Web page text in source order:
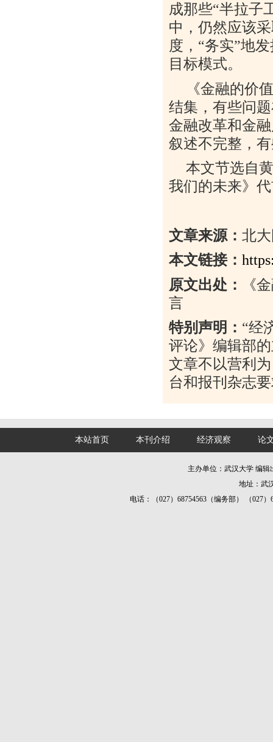
成那些“半拉子
中，仍然应该
度， “务实”地
目标模式。
《金融的价
结集，有些问
金融改革和金
叙述不完整，
本文节选自
我们的未来》
文章来源： 北
本文链接：
原文出处：
《
言
特别声明： “经
评论》编辑部
文章不以营利
台和报刊杂志
本站首页 本刊介绍 经济观察 论
主办单位：武汉大学 编
地址：武
电话：（027）68754563（编务部） （027